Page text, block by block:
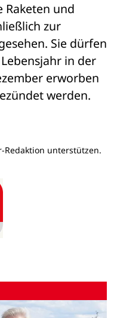
Raketen und
zur
Sie dürfen
in der
erworben
werden.
Redaktion unterstützen.